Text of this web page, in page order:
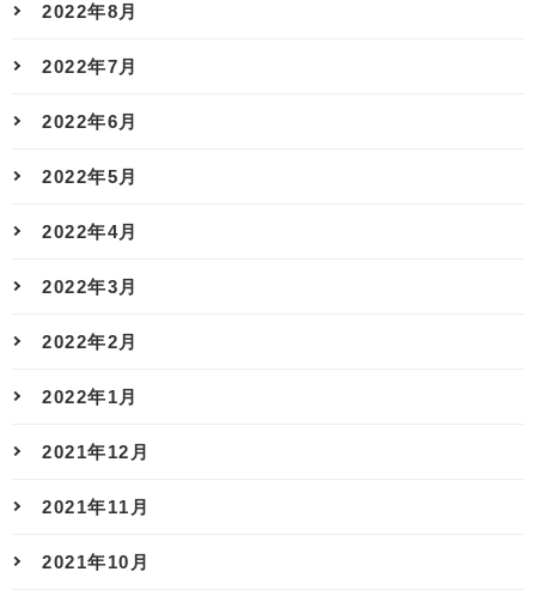
2022年8月
2022年7月
2022年6月
2022年5月
2022年4月
2022年3月
2022年2月
2022年1月
2021年12月
2021年11月
2021年10月